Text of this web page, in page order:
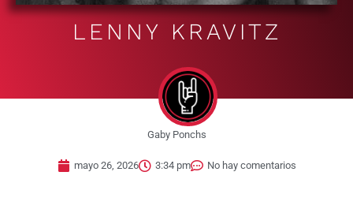
LENNY KRAVITZ
Gaby Ponchs
mayo 26, 2026 3:34 pm No hay comentarios